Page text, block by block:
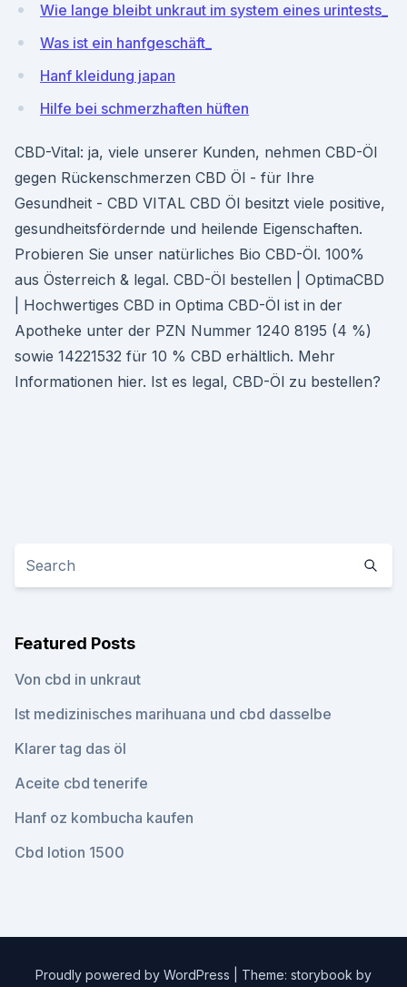
Wie lange bleibt unkraut im system eines urintests_
Was ist ein hanfgeschäft_
Hanf kleidung japan
Hilfe bei schmerzhaften hüften
CBD-Vital: ja, viele unserer Kunden, nehmen CBD-Öl
gegen Rückenschmerzen CBD Öl - für Ihre
Gesundheit - CBD VITAL CBD Öl besitzt viele positive,
gesundheitsfördernde und heilende Eigenschaften.
Probieren Sie unser natürliches Bio CBD-Öl. 100%
aus Österreich & legal. CBD-Öl bestellen | OptimaCBD
| Hochwertiges CBD in Optima CBD-Öl ist in der
Apotheke unter der PZN Nummer 1240 8195 (4 %)
sowie 14221532 für 10 % CBD erhältlich. Mehr
Informationen hier. Ist es legal, CBD-Öl zu bestellen?
Featured Posts
Von cbd in unkraut
Ist medizinisches marihuana und cbd dasselbe
Klarer tag das öl
Aceite cbd tenerife
Hanf oz kombucha kaufen
Cbd lotion 1500
Proudly powered by WordPress
Theme: storybook by